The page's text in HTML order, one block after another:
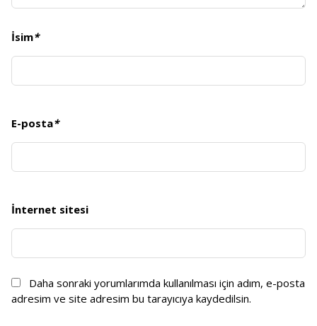
İsim*
E-posta*
İnternet sitesi
Daha sonraki yorumlarımda kullanılması için adım, e-posta
adresim ve site adresim bu tarayıcıya kaydedilsin.